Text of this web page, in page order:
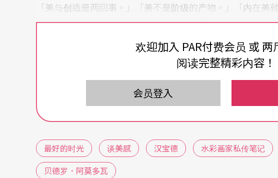
「美与创造是两回事。」「美不是阶级的产物。」「内在美
术，自美感通向生命的领悟；或属肉的欢乐，自快感通向心
质」……汉宝德探索美感，从美与生命的体悟、美育教育与
美与人文内涵的关连等架构，切入美的诸种层面。包含了社
简、质感、宗教艺术等发掘美感，知识性与思辩性兼具。汉
难，正是因为我们无法把美从丑中独立出来，没有机会看到
的。因为习惯的养成，要多看好东西才成。」此言指向全民
让你忍不住想拿笔画起来
欢迎加入 PAR付费会员 或 两
阅读完整精彩内容！
会员登入
最好的时光 谈美感 汉宝德 水彩画家私传笔记
贝德罗．阿莫多瓦